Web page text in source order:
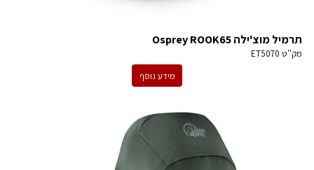
תרמיל מוצ'ילה Osprey ROOK65
מק''ט ET5070
מידע נוסף